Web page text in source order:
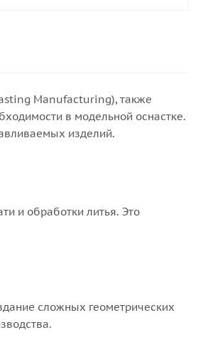
Manufacturing), также
в модельной оснастке.
изделий.
и обработки литья. Это
сложных геометрических